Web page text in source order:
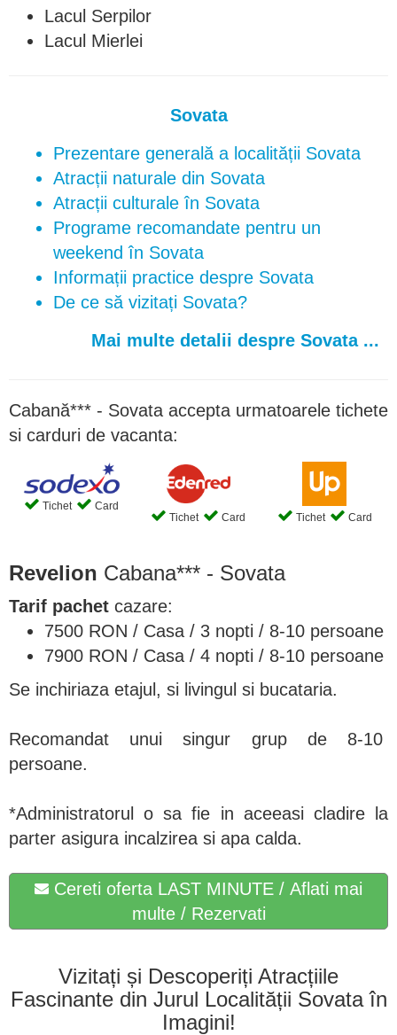
Lacul Serpilor
Lacul Mierlei
Sovata
Prezentare generală a localității Sovata
Atracții naturale din Sovata
Atracții culturale în Sovata
Programe recomandate pentru un
weekend în Sovata
Informații practice despre Sovata
De ce să vizitați Sovata?
Mai multe detalii despre Sovata ...
Cabană*** - Sovata accepta urmatoarele tichete
si carduri de vacanta:
Tichet
Card
Tichet
Card Tichet Card
Revelion Cabana*** - Sovata
Tarif pachet cazare:
7500 RON / Casa / 3 nopti / 8-10 persoane
7900 RON / Casa / 4 nopti / 8-10 persoane
Se inchiriaza etajul, si livingul si bucataria.
Recomandat unui singur grup de 8-10
persoane.
*Administratorul o sa fie in aceeasi cladire la
parter asigura incalzirea si apa calda.
Cereti oferta LAST MINUTE / Aflati mai
multe / Rezervati
Vizitați și Descoperiți Atracțiile
Fascinante din Jurul Localității Sovata în
Imagini!